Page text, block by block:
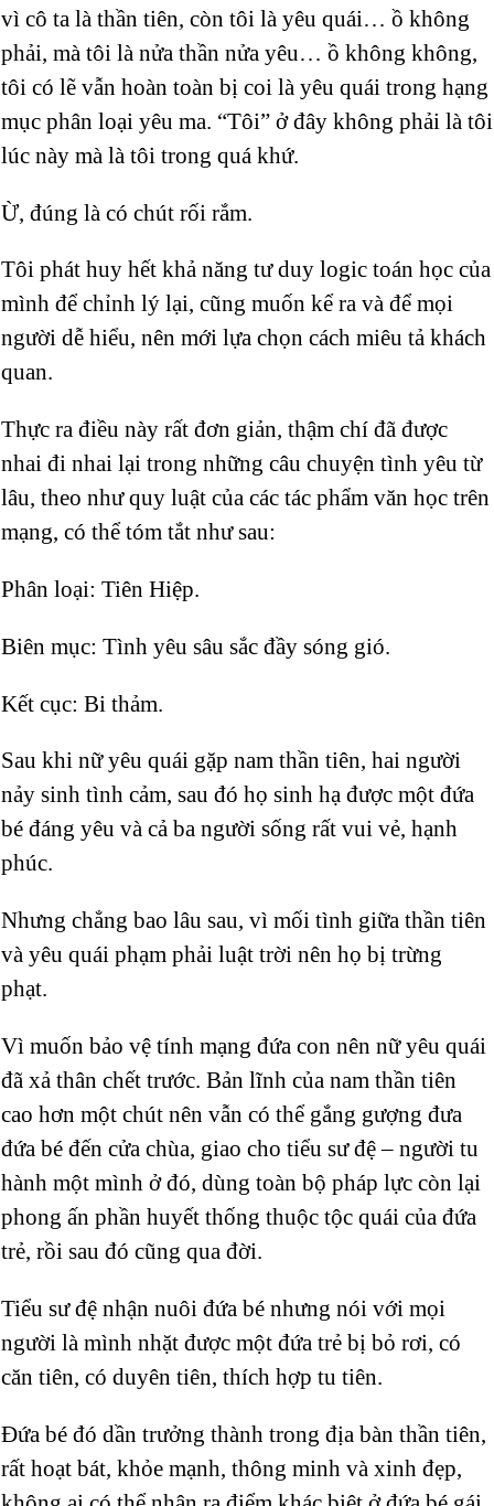
vì cô ta là thần tiên, còn tôi là yêu quái… ồ không
phải, mà tôi là nửa thần nửa yêu… ồ không không,
tôi có lẽ vẫn hoàn toàn bị coi là yêu quái trong hạng
mục phân loại yêu ma. “Tôi” ở đây không phải là tôi
lúc này mà là tôi trong quá khứ.
Ừ, đúng là có chút rối rắm.
Tôi phát huy hết khả năng tư duy logic toán học của
mình để chỉnh lý lại, cũng muốn kể ra và để mọi
người dễ hiểu, nên mới lựa chọn cách miêu tả khách
quan.
Thực ra điều này rất đơn giản, thậm chí đã được
nhai đi nhai lại trong những câu chuyện tình yêu từ
lâu, theo như quy luật của các tác phẩm văn học trên
mạng, có thể tóm tắt như sau:
Phân loại: Tiên Hiệp.
Biên mục: Tình yêu sâu sắc đầy sóng gió.
Kết cục: Bi thảm.
Sau khi nữ yêu quái gặp nam thần tiên, hai người
nảy sinh tình cảm, sau đó họ sinh hạ được một đứa
bé đáng yêu và cả ba người sống rất vui vẻ, hạnh
phúc.
Nhưng chẳng bao lâu sau, vì mối tình giữa thần tiên
và yêu quái phạm phải luật trời nên họ bị trừng
phạt.
Vì muốn bảo vệ tính mạng đứa con nên nữ yêu quái
đã xả thân chết trước. Bản lĩnh của nam thần tiên
cao hơn một chút nên vẫn có thể gắng gượng đưa
đứa bé đến cửa chùa, giao cho tiểu sư đệ – người tu
hành một mình ở đó, dùng toàn bộ pháp lực còn lại
phong ấn phần huyết thống thuộc tộc quái của đứa
trẻ, rồi sau đó cũng qua đời.
Tiểu sư đệ nhận nuôi đứa bé nhưng nói với mọi
người là mình nhặt được một đứa trẻ bị bỏ rơi, có
căn tiên, có duyên tiên, thích hợp tu tiên.
Đứa bé đó dần trưởng thành trong địa bàn thần tiên,
rất hoạt bát, khỏe mạnh, thông minh và xinh đẹp,